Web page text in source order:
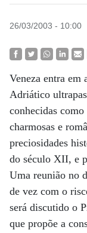
26/03/2003 - 10:00
Veneza entra em
Adriático
conhecidas como
charmosas e
preciosidades
do século XII, e
Uma reunião no
de vez com o
será discutido o
que propõe a